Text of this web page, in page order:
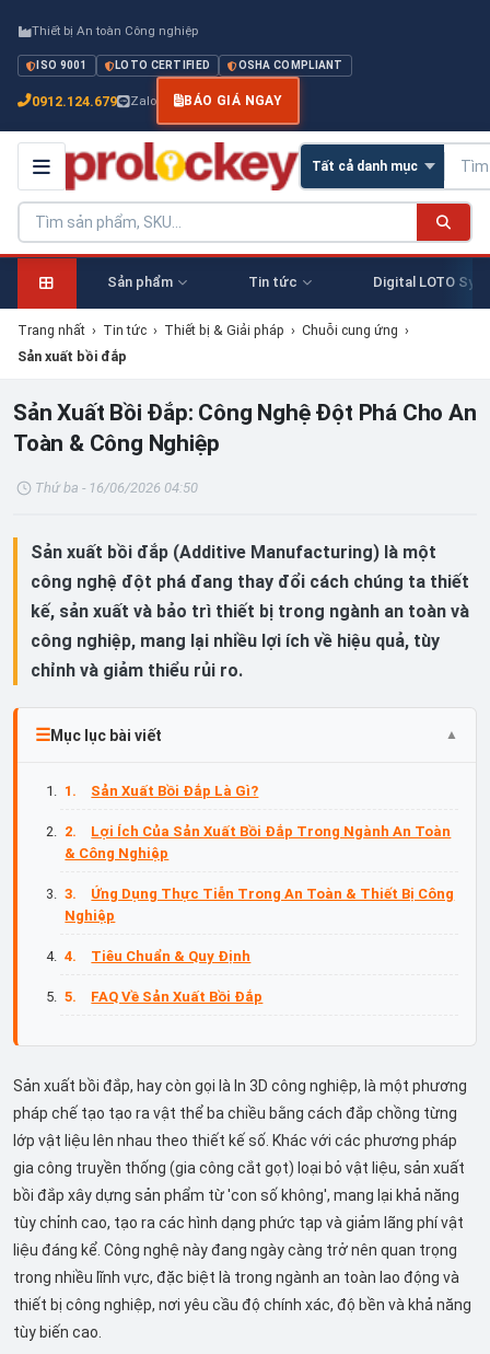
Thiết bị An toàn Công nghiệp
ISO 9001 LOTO CERTIFIED OSHA COMPLIANT
0912.124.679 Zalo BÁO GIÁ NGAY
Sản phẩm Tin tức Digital LOTO
Trang nhất › Tin tức › Thiết bị & Giải pháp › Chuỗi cung ứng ›
Sản xuất bồi đắp
Sản Xuất Bồi Đắp: Công Nghệ Đột Phá Cho An
Toàn & Công Nghiệp
Thứ ba - 16/06/2026 04:50
Sản xuất bồi đắp (Additive Manufacturing) là một
công nghệ đột phá đang thay đổi cách chúng ta thiết
kế, sản xuất và bảo trì thiết bị trong ngành an toàn và
công nghiệp, mang lại nhiều lợi ích về hiệu quả, tùy
chỉnh và giảm thiểu rủi ro.
Mục lục bài viết
Sản Xuất Bồi Đắp Là Gì?
Lợi Ích Của Sản Xuất Bồi Đắp Trong Ngành An Toàn
& Công Nghiệp
Ứng Dụng Thực Tiễn Trong An Toàn & Thiết Bị Công
Nghiệp
Tiêu Chuẩn & Quy Định
FAQ Về Sản Xuất Bồi Đắp
Sản xuất bồi đắp, hay còn gọi là In 3D công nghiệp, là một phương
pháp chế tạo tạo ra vật thể ba chiều bằng cách đắp chồng từng
lớp vật liệu lên nhau theo thiết kế số. Khác với các phương pháp
gia công truyền thống (gia công cắt gọt) loại bỏ vật liệu, sản xuất
bồi đắp xây dựng sản phẩm từ 'con số không', mang lại khả năng
tùy chỉnh cao, tạo ra các hình dạng phức tạp và giảm lãng phí vật
liệu đáng kể. Công nghệ này đang ngày càng trở nên quan trọng
trong nhiều lĩnh vực, đặc biệt là trong ngành an toàn lao động và
thiết bị công nghiệp, nơi yêu cầu độ chính xác, độ bền và khả năng
tùy biến cao.